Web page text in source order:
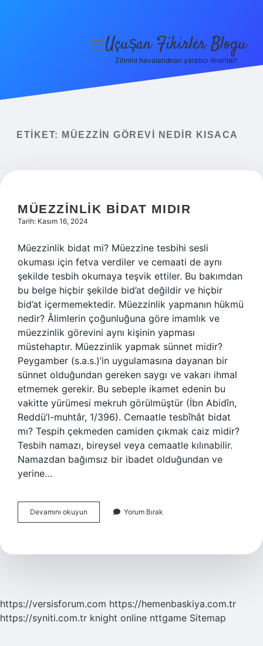
Yasal Uyarı
menüyü
Uçuşan Fikirler Blogu
Zihnini havalandıran yaratıcı öneriler!
ETIKET: MÜEZZIN GÖREVI NEDIR KISACA
MÜEZZINLIK BIDAT MIDIR
Tarih: Kasım 16, 2024
Müezzinlik bidat mi? Müezzine tesbihi sesli
okuması için fetva verdiler ve cemaati de aynı
şekilde tesbih okumaya teşvik ettiler. Bu bakımdan
bu belge hiçbir şekilde bid’at değildir ve hiçbir
bid’at içermemektedir. Müezzinlik yapmanın hükmü
nedir? Âlimlerin çoğunluğuna göre imamlık ve
müezzinlik görevini aynı kişinin yapması
müstehaptır. Müezzinlik yapmak sünnet midir?
Peygamber (s.a.s.)’in uygulamasına dayanan bir
sünnet olduğundan gereken saygı ve vakarı ihmal
etmemek gerekir. Bu sebeple ikamet edenin bu
vakitte yürümesi mekruh görülmüştür (İbn Abidîn,
Reddü’l-muhtâr, 1/396). Cemaatle tesbîhât bidat
mı? Tespih çekmeden camiden çıkmak caiz midir?
Tesbih namazı, bireysel veya cemaatle kılınabilir.
Namazdan bağımsız bir ibadet olduğundan ve
yerine…
Devamını okuyun Müezzinlik
Bidat
Yorum Bırak
https://versisforum.com https://hemenbaskiya.com.tr
https://syniti.com.tr knight online nttgame Sitemap